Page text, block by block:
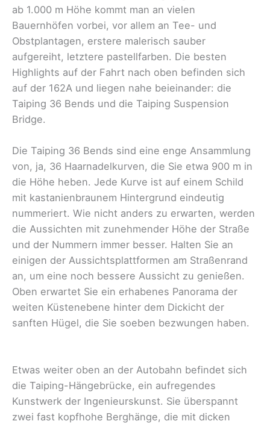
ab 1.000 m Höhe kommt man an vielen
Bauernhöfen vorbei, vor allem an Tee- und
Obstplantagen, erstere malerisch sauber
aufgereiht, letztere pastellfarben. Die besten
Highlights auf der Fahrt nach oben befinden sich
auf der 162A und liegen nahe beieinander: die
Taiping 36 Bends und die Taiping Suspension
Bridge.
Die Taiping 36 Bends sind eine enge Ansammlung
von, ja, 36 Haarnadelkurven, die Sie etwa 900 m in
die Höhe heben. Jede Kurve ist auf einem Schild
mit kastanienbraunem Hintergrund eindeutig
nummeriert. Wie nicht anders zu erwarten, werden
die Aussichten mit zunehmender Höhe der Straße
und der Nummern immer besser. Halten Sie an
einigen der Aussichtsplattformen am Straßenrand
an, um eine noch bessere Aussicht zu genießen.
Oben erwartet Sie ein erhabenes Panorama der
weiten Küstenebene hinter dem Dickicht der
sanften Hügel, die Sie soeben bezwungen haben.
Etwas weiter oben an der Autobahn befindet sich
die Taiping-Hängebrücke, ein aufregendes
Kunstwerk der Ingenieurskunst. Sie überspannt
zwei fast kopfhohe Berghänge, die mit dicken